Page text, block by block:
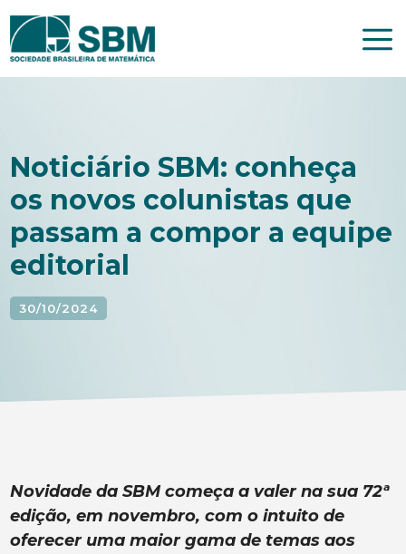
Pular
para
Noticiário SBM: conheça
os novos colunistas que
passam a compor a equipe
editorial
30/10/2024
Novidade da SBM começa a valer na sua 72ª
edição, em novembro, com o intuito de
oferecer uma maior gama de temas aos